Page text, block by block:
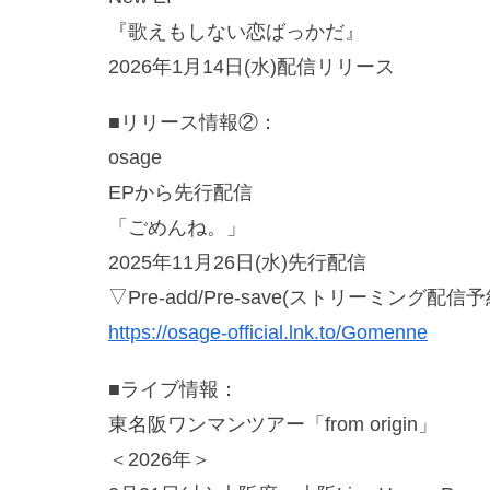
『歌えもしない恋ばっかだ』
2026年1月14日(水)配信リリース
■リリース情報②：
osage
EPから先行配信
「ごめんね。」
2025年11月26日(水)先行配信
▽Pre-add/Pre-save(ストリーミング配信予
https://osage-official.lnk.to/Gomenne
■ライブ情報：
東名阪ワンマンツアー「from origin」
＜2026年＞